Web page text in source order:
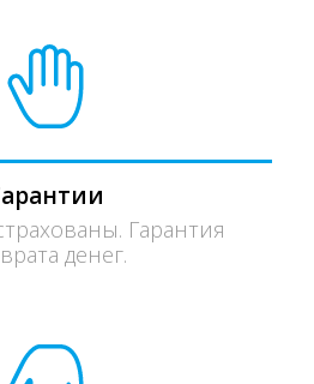
Гарантия
денег.